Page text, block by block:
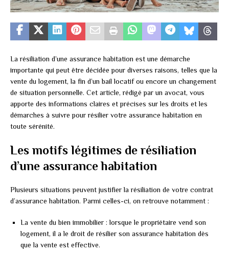
La résiliation d’une assurance habitation est une démarche
importante qui peut être décidée pour diverses raisons, telles que la
vente du logement, la fin d’un bail locatif ou encore un changement
de situation personnelle. Cet article, rédigé par un avocat, vous
apporte des informations claires et précises sur les droits et les
démarches à suivre pour résilier votre assurance habitation en
toute sérénité.
Les motifs légitimes de résiliation
d’une assurance habitation
Plusieurs situations peuvent justifier la résiliation de votre contrat
d’assurance habitation. Parmi celles-ci, on retrouve notamment :
La vente du bien immobilier : lorsque le propriétaire vend son
logement, il a le droit de résilier son assurance habitation dès
que la vente est effective.